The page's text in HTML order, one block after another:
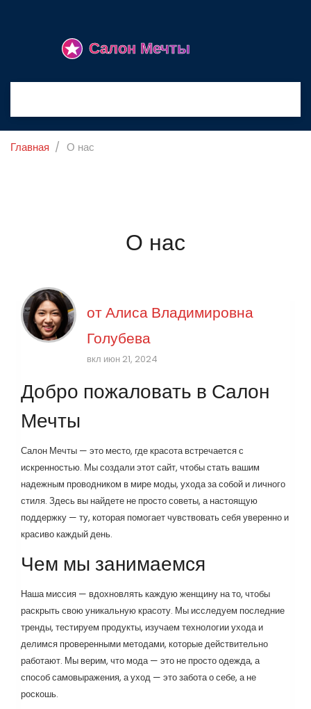
Главная О нас
О нас
отАлиса Владимировна
Голубева
вкл июн 21, 2024
Добро пожаловать в Салон
Мечты
Салон Мечты — это место, где красота встречается с
искренностью. Мы создали этот сайт, чтобы стать вашим
надежным проводником в мире моды, ухода за собой и личного
стиля. Здесь вы найдете не просто советы, а настоящую
поддержку — ту, которая помогает чувствовать себя уверенно и
красиво каждый день.
Чем мы занимаемся
Наша миссия — вдохновлять каждую женщину на то, чтобы
раскрыть свою уникальную красоту. Мы исследуем последние
тренды, тестируем продукты, изучаем технологии ухода и
делимся проверенными методами, которые действительно
работают. Мы верим, что мода — это не просто одежда, а
способ самовыражения, а уход — это забота о себе, а не
роскошь.